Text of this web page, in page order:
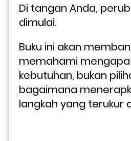
Di tangan Anda,
dimulai.
Buku ini akan
memahami mengapa
kebutuhan, bukan
bagaimana